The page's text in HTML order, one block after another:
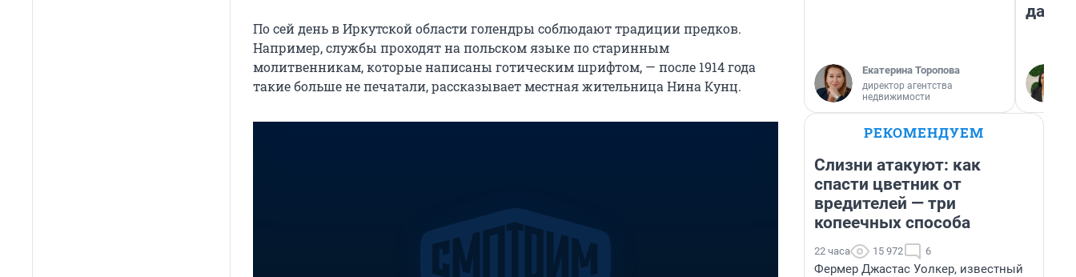
По сей день в Иркутской области голендры соблюдают традиции предков.
Например, службы проходят на польском языке по старинным
молитвенникам, которые написаны готическим шрифтом, — после 1914 года
такие больше не печатали, рассказывает местная жительница Нина Кунц.
Екатерина Торопова
директор агентства
недвижимости
даже
РЕКОМЕНДУЕМ
Слизни атакуют: как
спасти цветник от
вредителей — три
копеечных способа
22 часа 15 972 6
Фермер Джастас Уолкер, известный